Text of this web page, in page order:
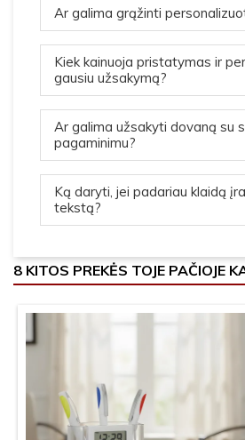
Ar galima grąžinti
Kiek kainuoja pristatymas ir
gausiu užsakymą?
Ar galima užsakyti dovaną su
pagaminimu?
Ką daryti, jei padariau klaidą
tekstą?
8 KITOS PREKĖS TOJE PAČIOJE